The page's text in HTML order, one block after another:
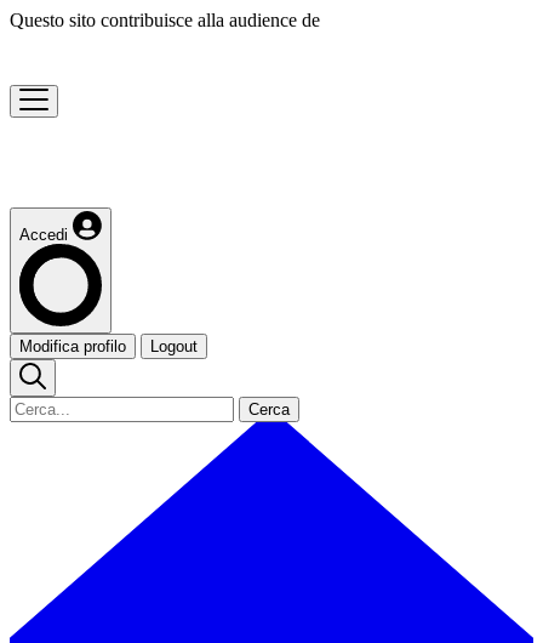
Questo sito contribuisce alla audience de
Accedi
Modifica profilo Logout
Cerca